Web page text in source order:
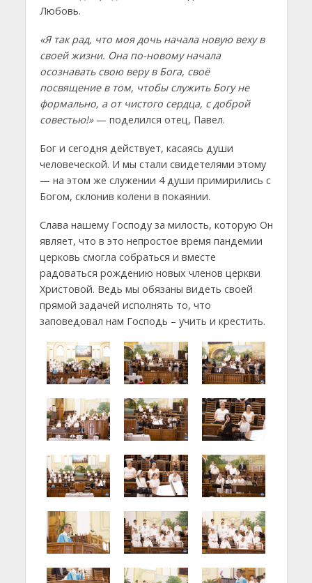
Любовь.
«Я так рад, что моя дочь начала новую веху в
своей жизни. Она по-новому начала
осознавать свою веру в Бога, своё
посвящение в том, чтобы служить Богу не
формально, а от чистого сердца, с доброй
совестью!»— поделился отец, Павел.
Бог и сегодня действует, касаясь души
человеческой. И мы стали свидетелями этому
— на этом же служении 4 души примирились с
Богом, склонив колени в покаянии.
Слава нашему Господу за милость, которую Он
являет, что в это непростое время пандемии
церковь смогла собраться и вместе
радоваться рождению новых членов церкви
Христовой. Ведь мы обязаны видеть своей
прямой задачей исполнять то, что
заповедовал нам Господь – учить и крестить.